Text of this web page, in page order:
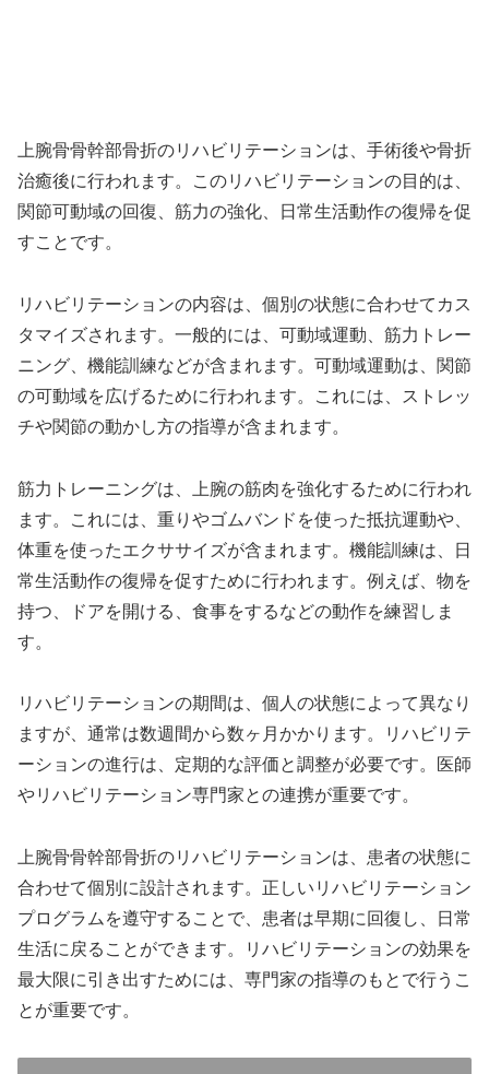
上腕骨骨幹部骨折のリハビリテーションは、手術後や骨折
治癒後に行われます。このリハビリテーションの目的は、
関節可動域の回復、筋力の強化、日常生活動作の復帰を促
すことです。
リハビリテーションの内容は、個別の状態に合わせてカス
タマイズされます。一般的には、可動域運動、筋力トレー
ニング、機能訓練などが含まれます。可動域運動は、関節
の可動域を広げるために行われます。これには、ストレッ
チや関節の動かし方の指導が含まれます。
筋力トレーニングは、上腕の筋肉を強化するために行われ
ます。これには、重りやゴムバンドを使った抵抗運動や、
体重を使ったエクササイズが含まれます。機能訓練は、日
常生活動作の復帰を促すために行われます。例えば、物を
持つ、ドアを開ける、食事をするなどの動作を練習しま
す。
リハビリテーションの期間は、個人の状態によって異なり
ますが、通常は数週間から数ヶ月かかります。リハビリテ
ーションの進行は、定期的な評価と調整が必要です。医師
やリハビリテーション専門家との連携が重要です。
上腕骨骨幹部骨折のリハビリテーションは、患者の状態に
合わせて個別に設計されます。正しいリハビリテーション
プログラムを遵守することで、患者は早期に回復し、日常
生活に戻ることができます。リハビリテーションの効果を
最大限に引き出すためには、専門家の指導のもとで行うこ
とが重要です。